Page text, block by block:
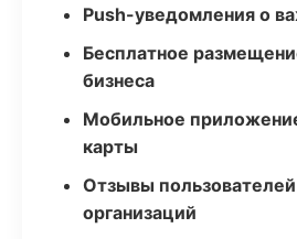
Push-уведомления о
Бесплатное
бизнеса
Мобильное
карты
Отзывы
организаций